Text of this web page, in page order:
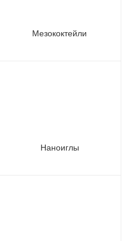
Мезококтейли
Наноиглы